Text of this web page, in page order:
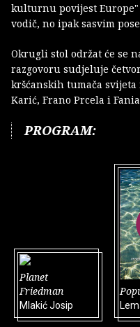
kulturnu povijest
vodič, no ipak sasvim
Okrugli stol održat će se
razgovoru sudjeluje
kršćanskih tumača
Karić, Frano Prcela i
PROGRAM:
Planet
Friedman
Mlakić Josip